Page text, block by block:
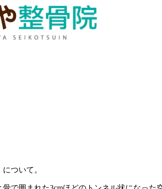
ついて。